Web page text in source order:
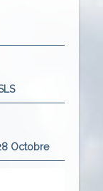
Octobre